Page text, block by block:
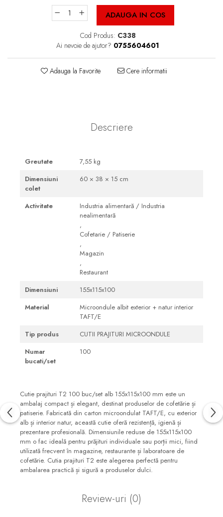
Cutii Fast Food Generic
Cutii Pizza Blank
Triunghiuri si accesorii pizza
ADAUGA IN COS
Cod Produs: C338
Ai nevoie de ajutor? 0755604601
Adauga la Favorite Cere informatii
Descriere
Greutate
7,55 kg
Dimensiuni
colet
60 × 38 × 15 cm
Activitate
Industria alimentară / Industria
nealimentară
,
Cofetarie / Patiserie
,
Magazin
,
Restaurant
Dimensiuni
155x115x100
Material
Microondule albit exterior + natur interior
TAFT/E
Tip produs
CUTII PRAJITURI MICROONDULE
Numar
bucati/set
100
Cutie prajituri T2 100 buc/set alb 155x115x100 mm este un
ambalaj compact și elegant, destinat produselor de cofetărie și
patiserie. Fabricată din carton microondulat TAFT/E, cu exterior
alb și interior natur, această cutie oferă rezistență, igienă și
prezentare profesională. Dimensiunile reduse de 155x115x100
mm o fac ideală pentru prăjituri individuale sau porții mici, fiind
utilizată frecvent în magazine, restaurante și laboratoare de
cofetărie. Cutia prajituri T2 este alegerea perfectă pentru
ambalarea practică și sigură a produselor dulci.
Review-uri (0)